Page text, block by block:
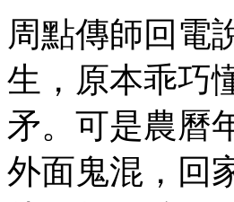
周點傳師回電
生，原本乖巧
矛。可是農曆
外面鬼混，回